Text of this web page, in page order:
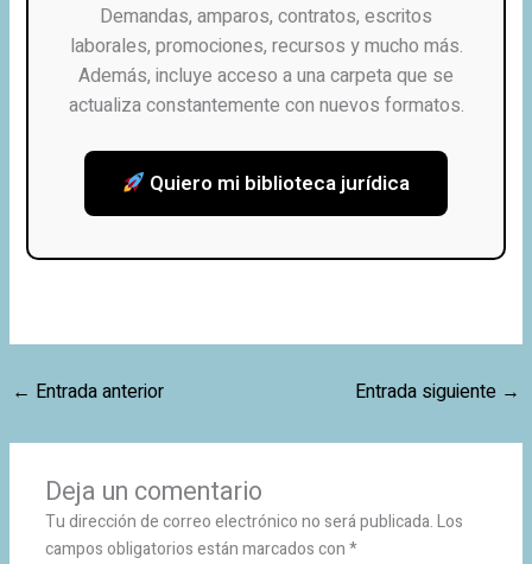
Demandas, amparos, contratos, escritos
laborales, promociones, recursos y mucho más.
Además, incluye acceso a una carpeta que se
actualiza constantemente con nuevos formatos.
Quiero mi biblioteca jurídica
← Entrada anterior Entrada siguiente →
Deja un comentario
Tu dirección de correo electrónico no será publicada.Los
campos obligatorios están marcados con*